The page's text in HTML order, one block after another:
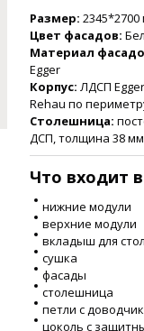
Размер: 2345*2700
Цвет фасадов:
Материал
Egger
Корпус:ЛДСП
Rehau по
Столешница:
ДСП, толщина 38 мм
Что входит
нижние модули
верхние модули
вкладыш для
сушка
фасады
столешница
петли с
цоколь с